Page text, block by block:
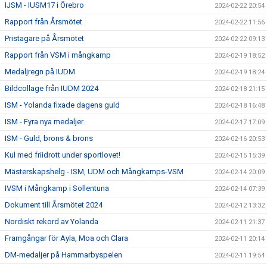
IJSM - IUSM17 i Örebro 2024-02-22 20:54
Rapport från Årsmötet 2024-02-22 11:56
Pristagare på Årsmötet 2024-02-22 09:13
Rapport från VSM i mångkamp 2024-02-19 18:52
Medaljregn på IUDM 2024-02-19 18:24
Bildcollage från IUDM 2024 2024-02-18 21:15
ISM - Yolanda fixade dagens guld 2024-02-18 16:48
ISM - Fyra nya medaljer 2024-02-17 17:09
ISM - Guld, brons & brons 2024-02-16 20:53
Kul med friidrott under sportlovet! 2024-02-15 15:39
Mästerskapshelg - ISM, UDM och Mångkamps-VSM 2024-02-14 20:09
IVSM i Mångkamp i Sollentuna 2024-02-14 07:39
Dokument till Årsmötet 2024 2024-02-12 13:32
Nordiskt rekord av Yolanda 2024-02-11 21:37
Framgångar för Ayla, Moa och Clara 2024-02-11 20:14
DM-medaljer på Hammarbyspelen 2024-02-11 19:54